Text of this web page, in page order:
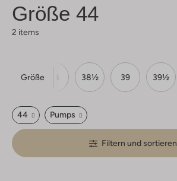
Größe 44
2 items
Größe
37½ 38 38½ 39 39½
44 Pumps
Filtern und sortieren